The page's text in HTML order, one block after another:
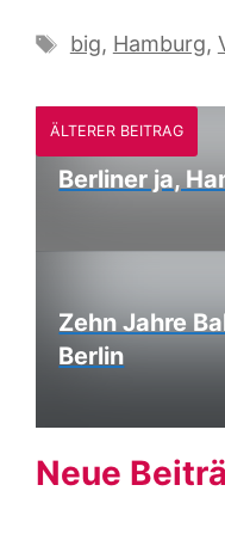
Schlagwörter
big, Hamburg,
ÄLTERER BEITRAG
Berliner ja,
Zehn Jahre
Berlin
Neue